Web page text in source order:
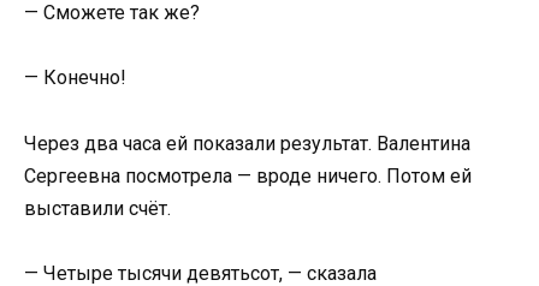
— Сможете так же?
— Конечно!
Через два часа ей показали результат. Валентина
Сергеевна посмотрела — вроде ничего. Потом ей
выставили счёт.
— Четыре тысячи девятьсот, — сказала